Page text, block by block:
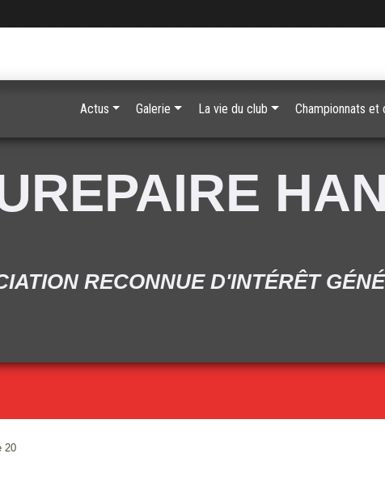
RECONNUE D'INTÉRÊT
20
Actus Galerie La vie du club Championnats et